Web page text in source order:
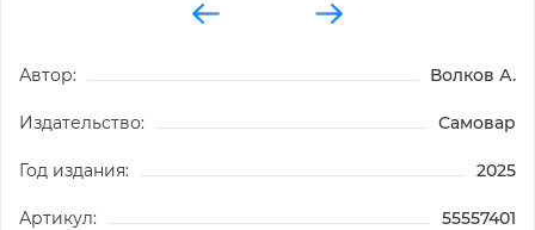
Автор: Волков А.
Издательство: Самовар
Год издания: 2025
Артикул: 55557401